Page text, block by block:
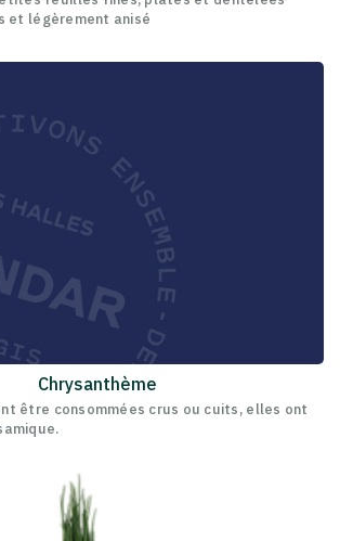
et légèrement anisé
Chrysanthème
être consommées crus ou cuits, elles ont